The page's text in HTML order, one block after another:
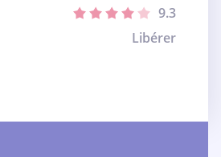
9.3
Libérer